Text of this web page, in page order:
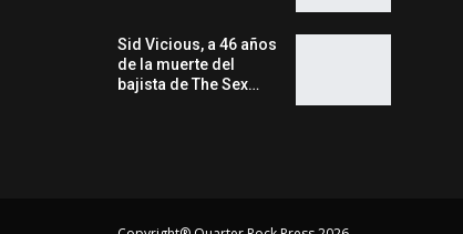
Sid Vicious, a 46 años
de la muerte del
bajista de The Sex…